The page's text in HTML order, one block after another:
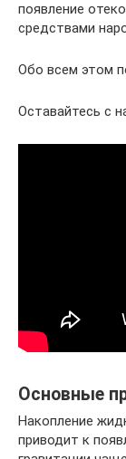
появление
средствами
Обо всем этом
Оставайтесь с
Основные
Накопление
приводит к